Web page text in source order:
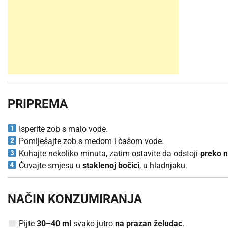
PRIPREMA
Isperite zob s malo vode.
Pomiješajte zob s medom i čašom vode.
Kuhajte nekoliko minuta, zatim ostavite da odstojipreko
Čuvajte smjesu ustaklenoj bočici, u hladnjaku.
NAČIN KONZUMIRANJA
Pijte30–40 ml svako jutrona prazan želudac.